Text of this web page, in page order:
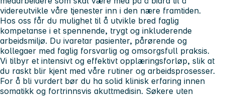
videreutvikle våre tjenester inn i den nære framtiden.
Hos oss får du mulighet til å utvikle bred faglig
kompetanse i et spennende, trygt og inkluderende
arbeidsmiljø. Du ivaretar pasienter, pårørende og
kollegaer med faglig forsvarlig og omsorgsfull praksis.
Vi tilbyr et intensivt og effektivt opplæringsforløp, slik at
du raskt blir kjent med våre rutiner og arbeidsprosesser.
For å bli vurdert bør du ha solid klinisk erfaring innen
somatikk og fortrinnsvis akuttmedisin. Søkere uten